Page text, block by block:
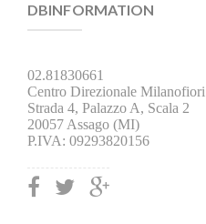
DBINFORMATION
02.81830661
Centro Direzionale Milanofiori
Strada 4, Palazzo A, Scala 2
20057 Assago (MI)
P.IVA: 09293820156